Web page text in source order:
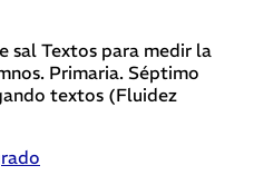
sal Textos para medir la
Primaria. Séptimo
textos (Fluidez